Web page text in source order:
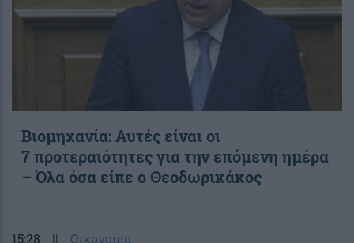
Βιομηχανία: Αυτές είναι οι
7 προτεραιότητες για την επόμενη ημέρα
– Όλα όσα είπε ο Θεοδωρικάκος
15:28 || Οικονομία